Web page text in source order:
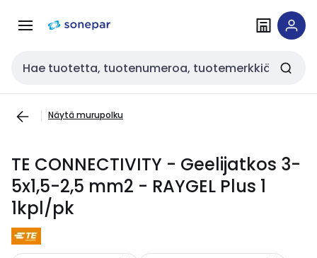
navigointiinsisältöön
Haku
Näytä murupolku
TE CONNECTIVITY - Geelijatkos 3-
5x1,5-2,5 mm2 - RAYGEL Plus 1
1kpl/pk